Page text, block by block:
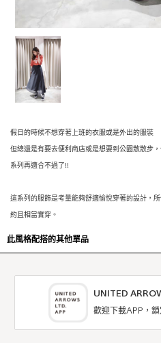
假日的時候不想穿著上班的衣服或是外出的服裝
但總還是有要去便利商店或是想要到公園散散步
系列再適合不過了!!
這系列的服飾是考量能夠舒適愉悅穿著的設計，
約且相當實穿。
此風格配搭的其他單品
UNITED
歡迎下載APP，